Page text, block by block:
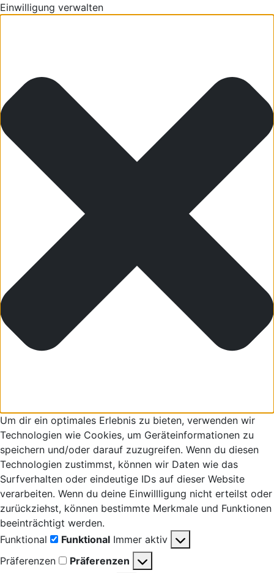
Einwilligung verwalten
Um dir ein optimales Erlebnis zu bieten, verwenden wir
Technologien wie Cookies, um Geräteinformationen zu
speichern und/oder darauf zuzugreifen. Wenn du diesen
Technologien zustimmst, können wir Daten wie das
Surfverhalten oder eindeutige IDs auf dieser Website
verarbeiten. Wenn du deine Einwillligung nicht erteilst oder
zurückziehst, können bestimmte Merkmale und Funktionen
beeinträchtigt werden.
Funktional
Funktional Immer aktiv
Präferenzen
Präferenzen